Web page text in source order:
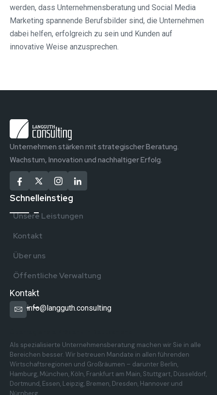
werden, dass Unternehmensberatung und Social Media
Marketing spannende Berufsbilder sind, die Unternehmen
dabei helfen, erfolgreich zu sein und Kunden auf
innovative Weise anzusprechen.
Unternehmen stärken mit strategischer Beratung.
Wachstum, Innovation und nachhaltiger Erfolg.
Schnelleinstieg
Unsere Leistungen
Kontakt
Über uns
Öffentliche Verwaltung
Kontakt
info@langguth.consulting
Als spezialisierte Unternehmensberatung machen wir Sie in alle
Bereichen besser. Wir betreuen Mandate in allen führenden
Wirtschaftsregionen und Großräumen – darunter Berlin,
Hamburg, München, Köln, Frankfurt am Main, Stuttgart, Düsseldorf,
Dortmund, Essen, Leipzig, Bremen, Dresden, Hannover und
Nürnberg.